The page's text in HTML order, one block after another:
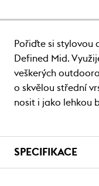
Pořiďte si stylovou
Defined Mid.
veškerých
o skvělou střední
nosit i jako lehkou
SPECIFIKACE